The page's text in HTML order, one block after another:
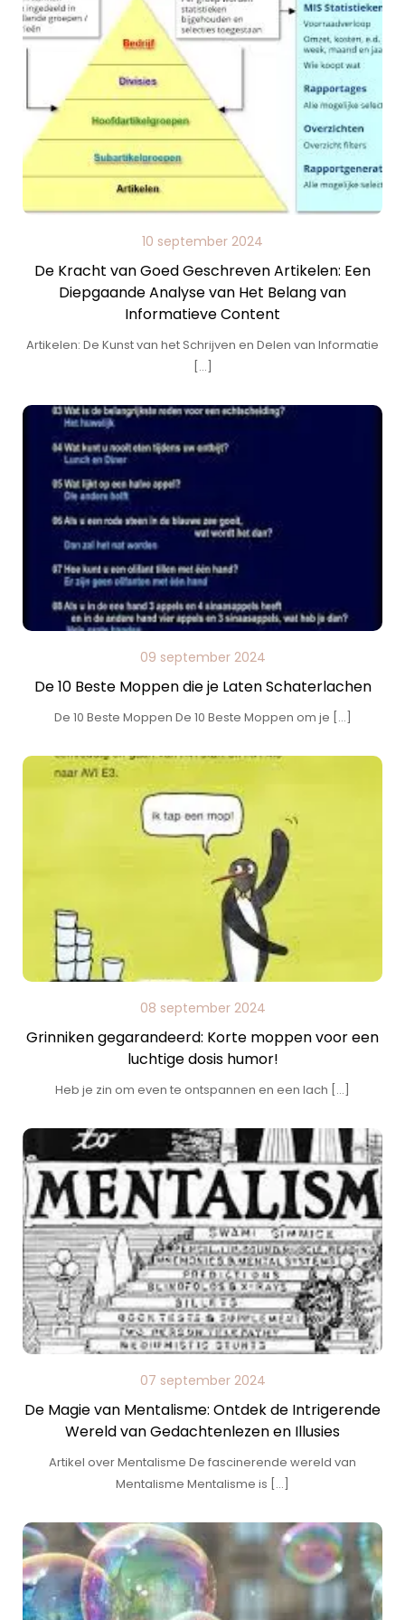
10 september 2024
De Kracht van Goed Geschreven Artikelen: Een
Diepgaande Analyse van Het Belang van
Informatieve Content
Artikelen: De Kunst van het Schrijven en Delen van Informatie
[…]
09 september 2024
De 10 Beste Moppen die je Laten Schaterlachen
De 10 Beste Moppen De 10 Beste Moppen om je […]
08 september 2024
Grinniken gegarandeerd: Korte moppen voor een
luchtige dosis humor!
Heb je zin om even te ontspannen en een lach […]
07 september 2024
De Magie van Mentalisme: Ontdek de Intrigerende
Wereld van Gedachtenlezen en Illusies
Artikel over Mentalisme De fascinerende wereld van
Mentalisme Mentalisme is […]